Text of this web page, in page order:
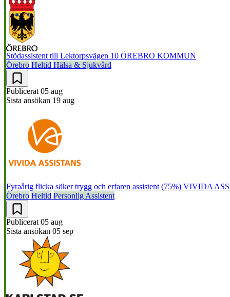
Stödassistent till Lektorpsvägen 10 ÖREBRO KOMMUN
Örebro Heltid Hälsa & Sjukvård
Publicerat 05 aug
Sista ansökan 19 aug
Fyraårig flicka söker trygg och erfaren assistent (75%) VIVIDA
Örebro Heltid Personlig Assistent
Publicerat 05 aug
Sista ansökan 05 sep